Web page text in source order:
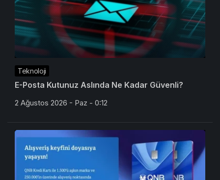
Teknoloji
E-Posta Kutunuz Aslında Ne Kadar Güvenli?
2 Ağustos 2026 - Paz - 0:12